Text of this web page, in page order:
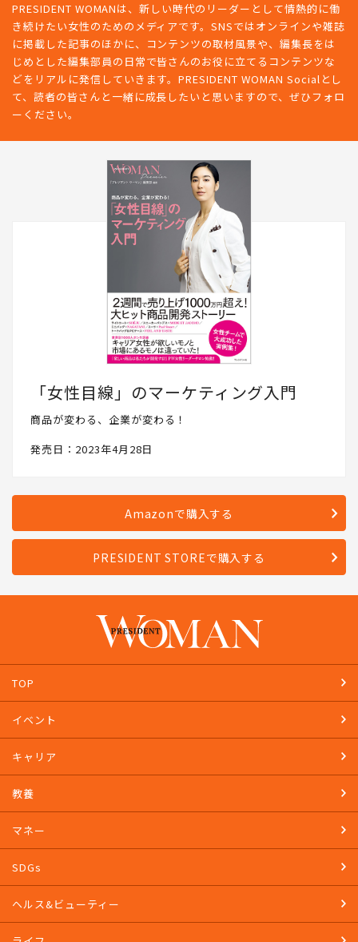
PRESIDENT WOMANは、新しい時代のリーダーとして情熱的に働
き続けたい女性のためのメディアです。SNSではオンラインや雑誌
に掲載した記事のほかに、コンテンツの取材風景や、編集長をは
じめとした編集部員の日常で皆さんのお役に立てるコンテンツな
どをリアルに発信していきます。PRESIDENT WOMAN Socialとし
て、読者の皆さんと一緒に成長したいと思いますので、ぜひフォロ
ーください。
「女性目線」のマーケティング入門
商品が変わる、企業が変わる！
発売日：2023年4月28日
Amazonで購入する
PRESIDENT STOREで購入する
TOP
イベント
キャリア
教養
マネー
SDGs
ヘルス&ビューティー